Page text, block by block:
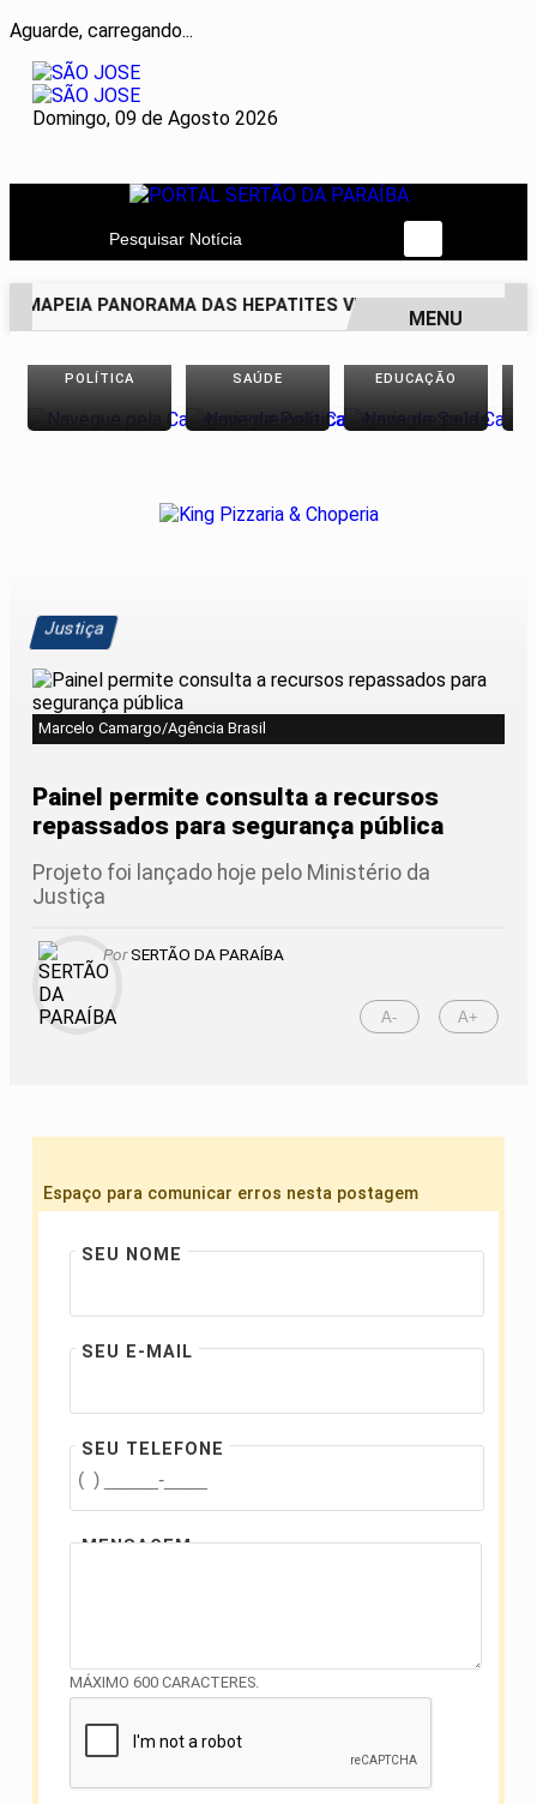
Aguarde, carregando...
Domingo, 09 de Agosto 2026
Pesquisar Notícia
MAPEIA PANORAMA DAS HEPATITES VIRAIS NO BRASIL NOS
EM ALTA
MENU
POLÍTICA SAÚDE EDUCAÇÃO
Justiça
Marcelo Camargo/Agência Brasil
Painel permite consulta a recursos
repassados para segurança pública
Projeto foi lançado hoje pelo Ministério da
Justiça
PorSERTÃO DA PARAÍBA
A- A+
Espaço para comunicar erros nesta postagem
SEU NOME
SEU E-MAIL
SEU TELEFONE
MENSAGEM
MÁXIMO 600 CARACTERES.